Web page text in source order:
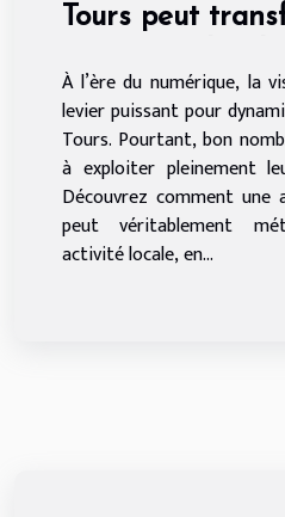
Tours peut
À l’ère du numérique, la
levier puissant pour
Tours. Pourtant, bon
à exploiter pleinement
Découvrez comment une
peut véritablement
activité locale, en...